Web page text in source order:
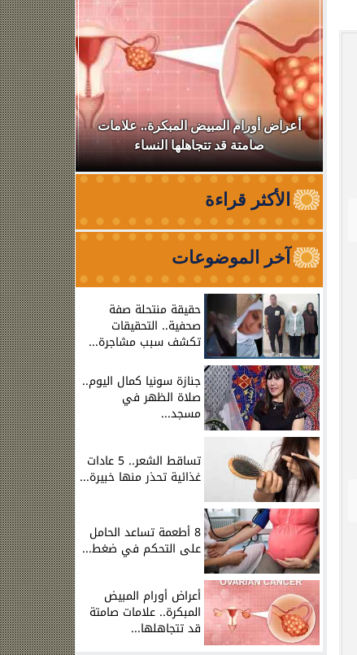
أعراض أورام المبيض المبكرة.. علامات
صامتة قد تتجاهلها النساء
أسرة أم
الأكثر قراءة
آخر الموضوعات
حقيقة منتحلة صفة
صحفية.. التحقيقات
تكشف سبب مشاجرة...
جنازة سونيا كمال اليوم..
صلاة الظهر في
مسجد...
تساقط الشعر.. 5 عادات
غذائية تحذر منها خبيرة...
8 أطعمة تساعد الحامل
على التحكم في ضغط...
أعراض أورام المبيض
المبكرة.. علامات صامتة
قد تتجاهلها...